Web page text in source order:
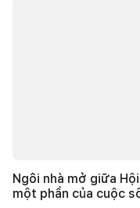
Ngôi nhà mở giữa
một phần của cuộc